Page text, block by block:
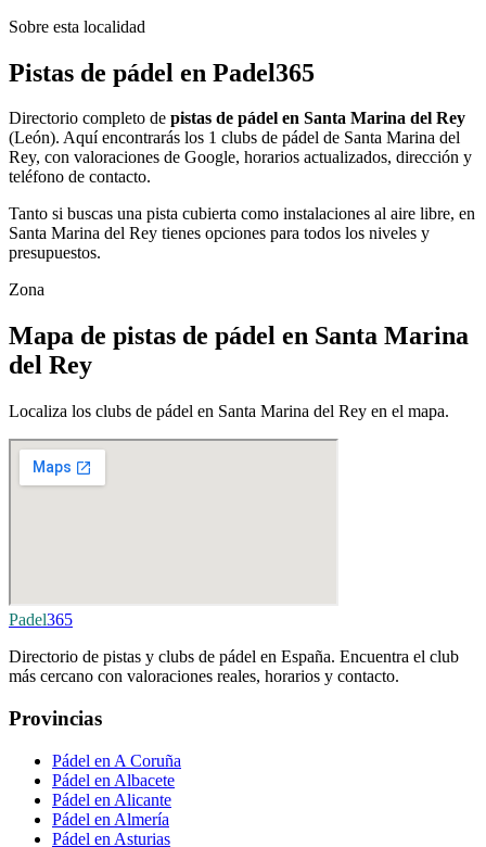
Sobre esta localidad
Pistas de pádel en Padel365
Directorio completo de pistas de pádel en Santa Marina del Rey
(León). Aquí encontrarás los 1 clubs de pádel de Santa Marina del
Rey, con valoraciones de Google, horarios actualizados, dirección y
teléfono de contacto.
Tanto si buscas una pista cubierta como instalaciones al aire libre, en
Santa Marina del Rey tienes opciones para todos los niveles y
presupuestos.
Zona
Mapa de pistas de pádel en Santa Marina
del Rey
Localiza los clubs de pádel en Santa Marina del Rey en el mapa.
Padel365
Directorio de pistas y clubs de pádel en España. Encuentra el club
más cercano con valoraciones reales, horarios y contacto.
Provincias
Pádel en A Coruña
Pádel en Albacete
Pádel en Alicante
Pádel en Almería
Pádel en Asturias